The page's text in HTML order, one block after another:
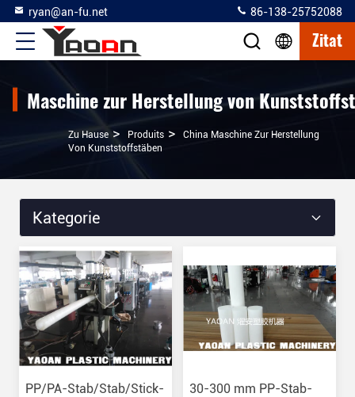
ryan@an-fu.net 86-138-25752088
Zitat
Maschine zur Herstellung von
Zu Hause > Produits >
China Maschine Zur Herstellung
Von Kunststoffstäben
Kategorie
PP/PA-Stab/Stab/Stick-
30-300 mm PP-Stab-